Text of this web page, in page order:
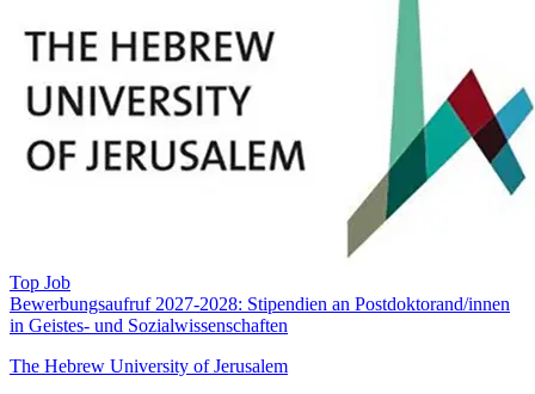
Top Job
Bewerbungsaufruf 2027-2028: Stipendien an Postdoktorand/innen
in Geistes- und Sozialwissenschaften
The Hebrew University of Jerusalem